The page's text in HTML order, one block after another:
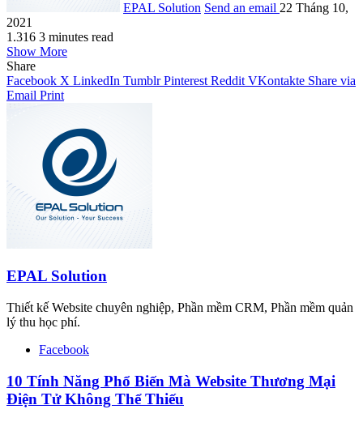
EPAL Solution Send an email 22 Tháng 10,
2021
1.316 3 minutes read
Show More
Share
Facebook X LinkedIn Tumblr Pinterest Reddit VKontakte Share via
Email Print
EPAL Solution
Thiết kế Website chuyên nghiệp, Phần mềm CRM, Phần mềm quản
lý thu học phí.
Facebook
10 Tính Năng Phổ Biến Mà Website Thương Mại
Điện Tử Không Thể Thiếu